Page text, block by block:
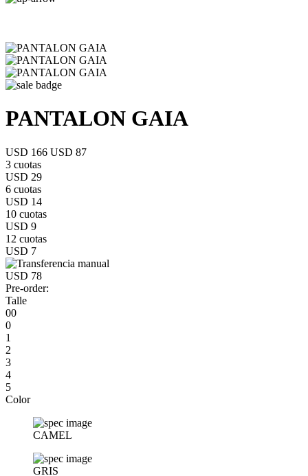
PANTALON GAIA
USD 166 USD 87
3 cuotas
USD 29
6 cuotas
USD 14
10 cuotas
USD 9
12 cuotas
USD 7
USD 78
Pre-order:
Talle
00
0
1
2
3
4
5
Color
CAMEL
GRIS